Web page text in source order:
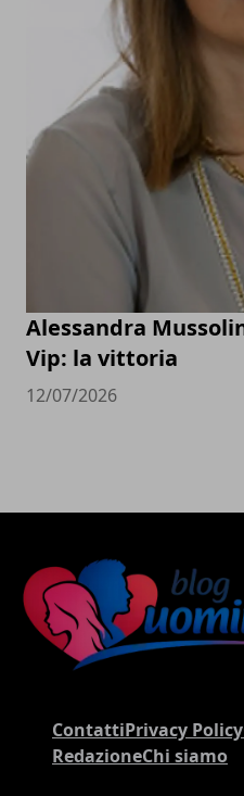
Alessandra
Vip: la vittoria
12/07/2026
ContattiPrivacy Policy
RedazioneChi siamo